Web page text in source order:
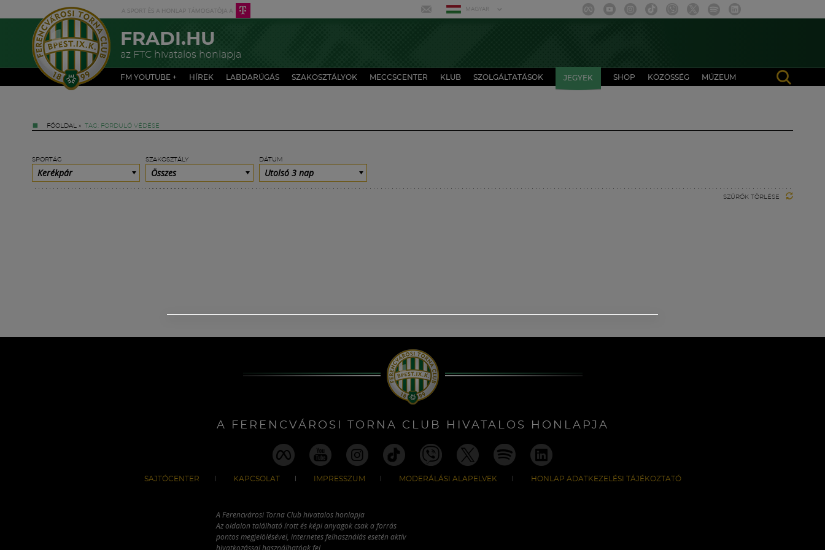
MAGYAR
FRADI.HU
az FTC hivatalos honlapja
FM YOUTUBE + HÍREK LABDARÚGÁS SZAKOSZTÁLYOK MECCSCENTER KLUB SZOLGÁLTATÁSOK JEGYEK SHOP KÖZÖSSÉG MÚZEUM
FŐOLDAL » TAG: FORDULÓ VÉDÉSE
SPORTÁG
Kerékpár
SZAKOSZTÁLY
Összes
DÁTUM
Utolsó 3 nap
SZŰRŐK TÖRLÉSE
A FERENCVÁROSI TORNA CLUB HIVATALOS HONLAPJA
SAJTÓCENTER KAPCSOLAT IMPRESSZUM MODERÁLÁSI ALAPELVEK HONLAP ADATKEZELÉSI TÁJÉKOZTATÓ
A Ferencvárosi Torna Club hivatalos honlapja
Az oldalon található írott és képi anyagok csak a forrás
pontos megjelölésével, internetes felhasználás esetén aktív
hivatkozással használhatóak fel.